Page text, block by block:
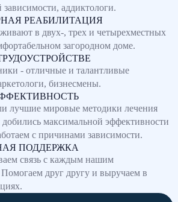
аддиктологи.
РЕАБИЛИТАЦИЯ
в двух-, трех и четырехместных
загородном доме.
- отличные и талантливые
бизнесмены.
лучшие мировые методики лечения
добились максимальной эффективности
с причинами зависимости.
ПОДДЕРЖКА
связь с каждым нашим
друг другу и выручаем в